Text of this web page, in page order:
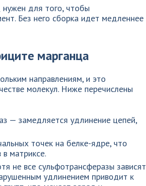
нужен для того, чтобы
Без него сборка идет медленнее
марганца
направлениям, и это
молекул. Ниже перечислены
— замедляется удлинение цепей,
точек на белке-ядре, что
матриксе.
не все сульфотрансферазы зависят
удлинением приводит к